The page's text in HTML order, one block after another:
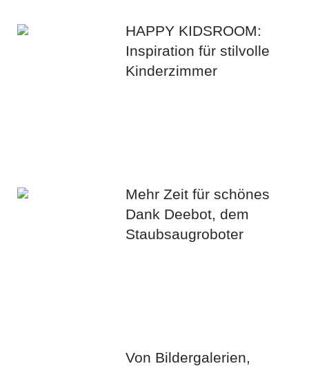
HAPPY KIDSROOM:
Inspiration für stilvolle
Kinderzimmer
Mehr Zeit für schönes
Dank Deebot, dem
Staubsaugroboter
Von Bildergalerien,